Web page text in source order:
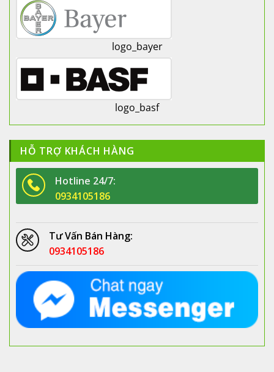
logo_bayer
logo_basf
HỖ TRỢ KHÁCH HÀNG
Hotline 24/7:
0934105186
Tư Vấn Bán Hàng:
0934105186